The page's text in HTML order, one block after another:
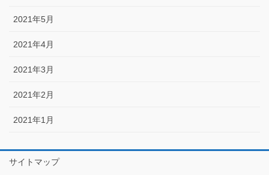
2021年5月
2021年4月
2021年3月
2021年2月
2021年1月
サイトマップ